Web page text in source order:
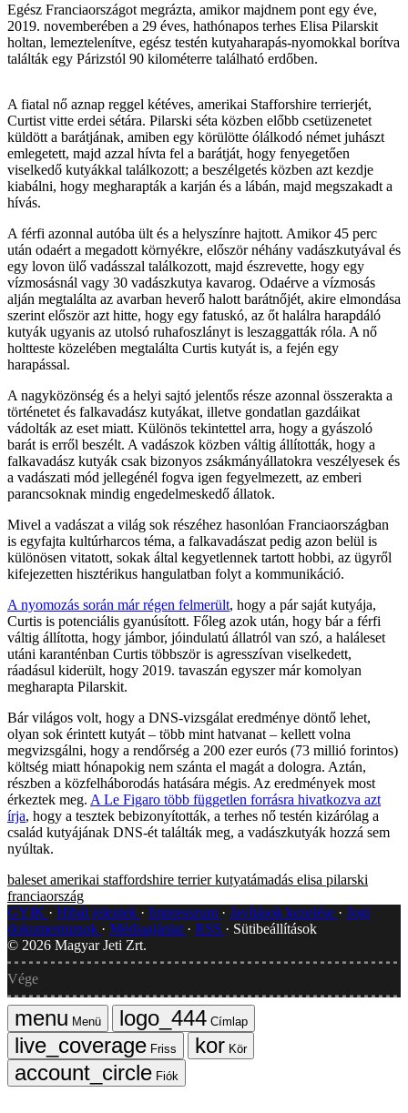
Egész Franciaországot megrázta, amikor majdnem pont egy éve,
2019. novemberében a 29 éves, hathónapos terhes Elisa Pilarskit
holtan, lemeztelenítve, egész testén kutyaharapás-nyomokkal borítva
találták egy Párizstól 90 kilométerre található erdőben.
A fiatal nő aznap reggel kétéves, amerikai Stafforshire terrierjét,
Curtist vitte erdei sétára. Pilarski séta közben előbb csetüzenetet
küldött a barátjának, amiben egy körülötte ólálkodó német juhászt
emlegetett, majd azzal hívta fel a barátját, hogy fenyegetően
viselkedő kutyákkal találkozott; a beszélgetés közben azt kezdje
kiabálni, hogy megharapták a karján és a lábán, majd megszakadt a
hívás.
A férfi azonnal autóba ült és a helyszínre hajtott. Amikor 45 perc
után odaért a megadott környékre, először néhány vadászkutyával és
egy lovon ülő vadásszal találkozott, majd észrevette, hogy egy
vízmosásnál vagy 30 vadászkutya kavarog. Odaérve a vízmosás
alján megtalálta az avarban heverő halott barátnőjét, akire elmondása
szerint először azt hitte, hogy egy fatuskó, az őt halálra harapdáló
kutyák ugyanis az utolsó ruhafoszlányt is leszaggatták róla. A nő
holtteste közelében megtalálta Curtis kutyát is, a fején egy
harapással.
A nagyközönség és a helyi sajtó jelentős része azonnal összerakta a
történetet és falkavadász kutyákat, illetve gondatlan gazdáikat
vádolták az eset miatt. Különös tekintettel arra, hogy a gyászoló
barát is erről beszélt. A vadászok közben váltig állították, hogy a
falkavadász kutyák csak bizonyos zsákmányállatokra veszélyesek és
a vadászati mód jellegénél fogva igen fegyelmezett, az emberi
parancsoknak mindig engedelmeskedő állatok.
Mivel a vadászat a világ sok részéhez hasonlóan Franciaországban
is egyfajta kultúrharcos téma, a falkavadászat pedig azon belül is
különösen vitatott, sokak által kegyetlennek tartott hobbi, az ügyről
kifejezetten hisztérikus hangulatban folyt a kommunikáció.
A nyomozás során már régen felmerült, hogy a pár saját kutyája,
Curtis is potenciális gyanúsított. Főleg azok után, hogy bár a férfi
váltig állította, hogy jámbor, jóindulatú állatról van szó, a haláleset
utáni karanténban Curtis többször is agresszívan viselkedett,
ráadásul kiderült, hogy 2019. tavaszán egyszer már komolyan
megharapta Pilarskit.
Bár világos volt, hogy a DNS-vizsgálat eredménye döntő lehet,
olyan sok érintett kutyát – több mint hatvanat – kellett volna
megvizsgálni, hogy a rendőrség a 200 ezer eurós (73 millió forintos)
költség miatt hónapokig nem szánta el magát a dologra. Aztán,
részben a közfelháborodás hatására mégis. Az eredmények most
érkeztek meg. A Le Figaro több független forrásra hivatkozva azt
írja, hogy a tesztek bebizonyították, a terhes nő testén kizárólag a
család kutyájának DNS-ét találták meg, a vadászkutyák hozzá sem
nyúltak.
baleset amerikai staffordshire terrier kutyatámadás elisa pilarski
franciaország
GYIK
Hibát jelentek Impresszum Javítások kezelése
Jogi
dokumentumok
Médiaajánlat RSS
Sütibeállítások
© 2026 Magyar Jeti Zrt.
Vége
Menü
Címlap
Friss
Kör
Fiók